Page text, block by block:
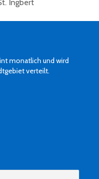
monatlich und wird
verteilt.